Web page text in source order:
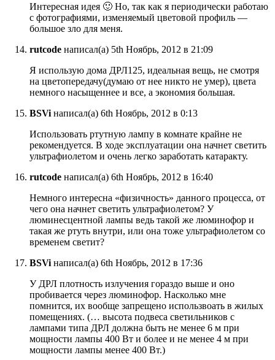
Интересная идея 🙂 Но, так как я периодически работаю
с фотографиями, изменяемый цветовой профиль —
большое зло для меня.
rutcode написал(а) 5th Ноябрь, 2012 в 21:09
Я использую дома ДРЛ125, идеальная вещь, не смотря
на цветопередачу(думаю от нее никто не умер), цвета
немного насыщеннее и все, а экономия большая.
BSVi написал(а) 6th Ноябрь, 2012 в 0:13
Использовать ртутную лампу в комнате крайне не
рекомендуется. В ходе эксплуатации она начнет светить
ультрафиолетом и очень легко заработать катаракту.
rutcode написал(а) 6th Ноябрь, 2012 в 16:40
Немного интересна «физичность» данного процесса, от
чего она начнет светить ультрафиолетом? У
люминесцентной лампы ведь такой же люминофор и
такая же ртуть внутри, или она тоже ультрафиолетом со
временем светит?
BSVi написал(а) 6th Ноябрь, 2012 в 17:36
У ДРЛ плотность излучения гораздо выше и оно
пробивается через люминофор. Насколько мне
помнится, их вообще запрещено использвоать в жилых
помещениях. (… высота подвеса светильников с
лампами типа ДРЛ должна быть не менее 6 м при
мощности лампы 400 Вт и более и не менее 4 м при
мощности лампы менее 400 Вт.)